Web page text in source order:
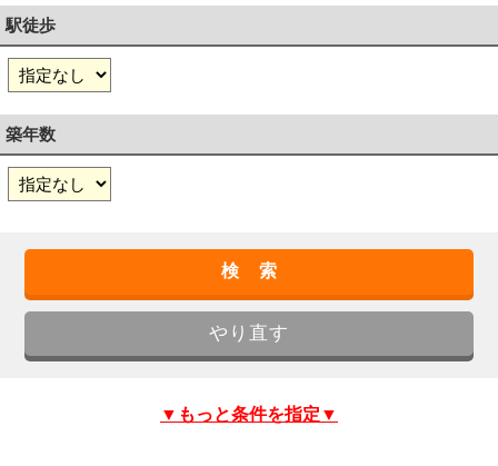
駅徒歩
築年数
▼もっと条件を指定▼